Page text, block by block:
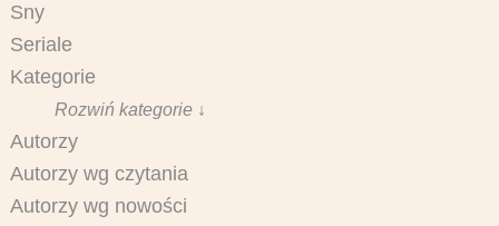
Sny
Seriale
Kategorie
Rozwiń kategorie ↓
Autorzy
Autorzy wg czytania
Autorzy wg nowości